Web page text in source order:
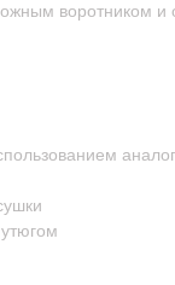
воротником и